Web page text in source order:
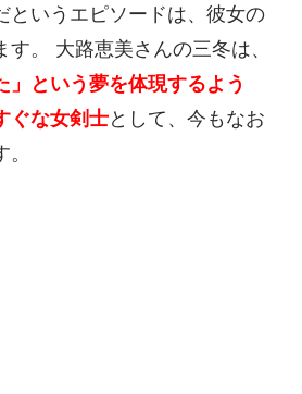
というエピソードは、彼女の
。 大路恵美さんの三冬は、
」という夢を体現するよう
ぐな女剣士として、今もなお